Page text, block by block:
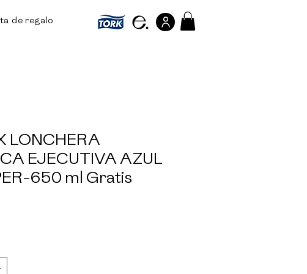
de regalo Referir personas
LONCHERA
EJECUTIVA AZUL
650 ml Gratis